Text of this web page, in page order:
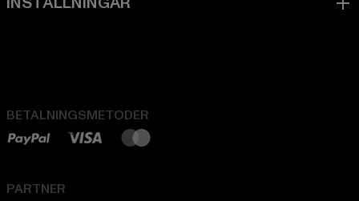
BETALNINGSMETODER
PARTNER